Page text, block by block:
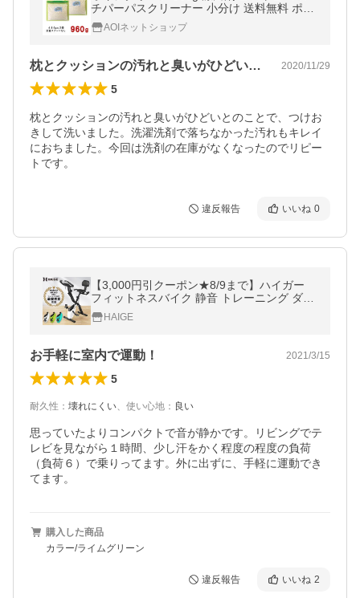
チパーパスクリーナー 小分け 送料無料 ポイ
ント消化 クーポン
AOIネットショップ
枕とクッションの汚れと臭いがひどいとの… 2020/11/29
5
枕とクッションの汚れと臭いがひどいとのことで、つけお
きして洗いました。洗濯洗剤で落ちなかった汚れもキレイ
におちました。今回は洗剤の在庫がなくなったのでリピー
トです。
違反報告 いいね 0
【3,000円引クーポン★8/9まで】ハイガー
フィットネスバイク 静音 トレーニング ダイ
エット 宅トレ 家庭用 折りたたみ HG-QB-J9
17B 1年保証
HAIGE
お手軽に室内で運動！ 2021/3/15
5
耐久性 ： 壊れにくい、 使い心地 ： 良い
思っていたよりコンパクトで音が静かです。リビングでテ
レビを見ながら１時間、少し汗をかく程度の程度の負荷
（負荷６）で乗りってます。外に出ずに、手軽に運動でき
てます。
購入した商品
カラー/ライムグリーン
違反報告 いいね 2